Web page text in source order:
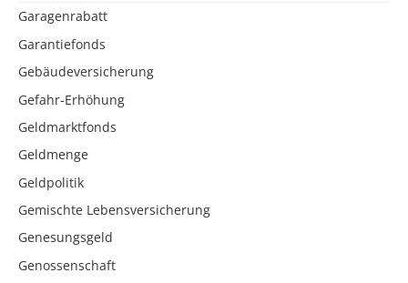
Garagenrabatt
Garantiefonds
Gebäudeversicherung
Gefahr-Erhöhung
Geldmarktfonds
Geldmenge
Geldpolitik
Gemischte Lebensversicherung
Genesungsgeld
Genossenschaft